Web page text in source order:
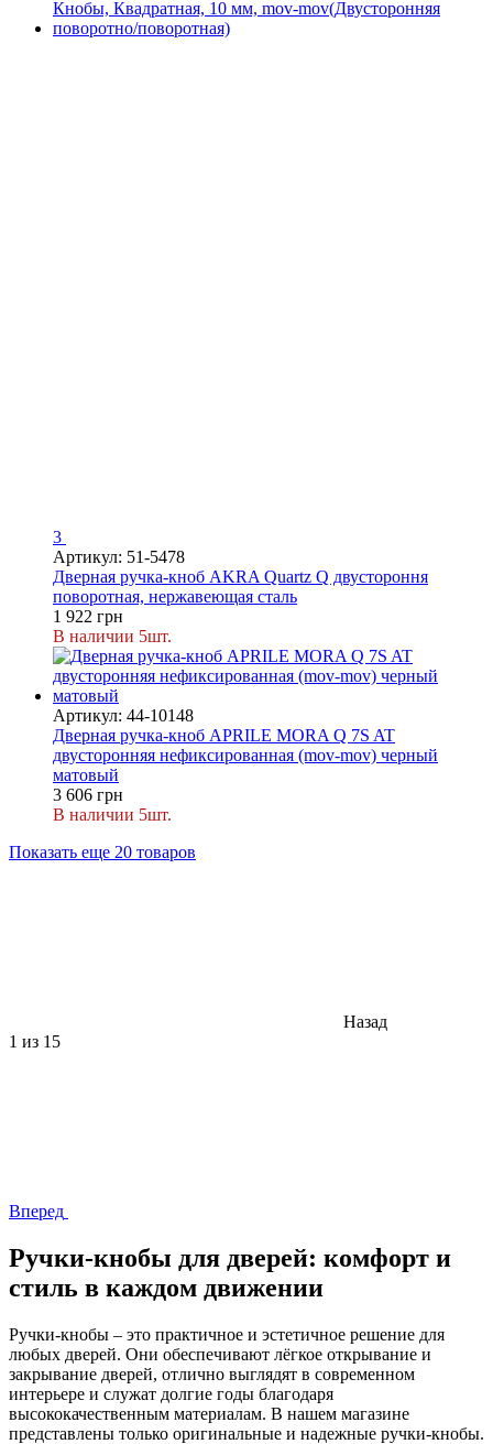
3
Артикул: 51-5478
Дверная ручка-кноб AKRA Quartz Q двустороння
поворотная, нержавеющая сталь
1 922 грн
В наличии 5шт.
Артикул: 44-10148
Дверная ручка-кноб APRILE MORA Q 7S AT
двусторонняя нефиксированная (mov-mov) черный
матовый
3 606 грн
В наличии 5шт.
Показать еще 20 товаров
Назад
1 из 15
Вперед
Ручки-кнобы для дверей: комфорт и
стиль в каждом движении
Ручки-кнобы – это практичное и эстетичное решение для
любых дверей. Они обеспечивают лёгкое открывание и
закрывание дверей, отлично выглядят в современном
интерьере и служат долгие годы благодаря
высококачественным материалам. В нашем магазине
представлены только оригинальные и надежные ручки-кнобы.